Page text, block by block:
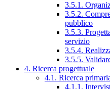
3.5.1.
3.5.2.
pubblico
3.5.3.
servizio
3.5.4.
3.5.5.
4. Ricerca progettuale
4.1. Ricerca
4.1.1.